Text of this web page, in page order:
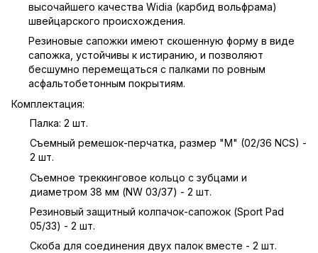
высочайшего качества Widia (карбид вольфрама)
швейцарского происхождения.
Резиновые сапожки имеют скошенную форму в виде
сапожка, устойчивы к истиранию, и позволяют
бесшумно перемещаться с палками по ровным
асфальтобетонным покрытиям.
Комплектация:
Палка: 2 шт.
Съемный ремешок-перчатка, размер "M" (02/36 NCS) -
2 шт.
Съемное треккинговое кольцо с зубцами и
диаметром 38 мм (NW 03/37) - 2 шт.
Резиновый защитный колпачок-сапожок (Sport Pad
05/33) - 2 шт.
Скоба для соединения двух палок вместе - 2 шт.